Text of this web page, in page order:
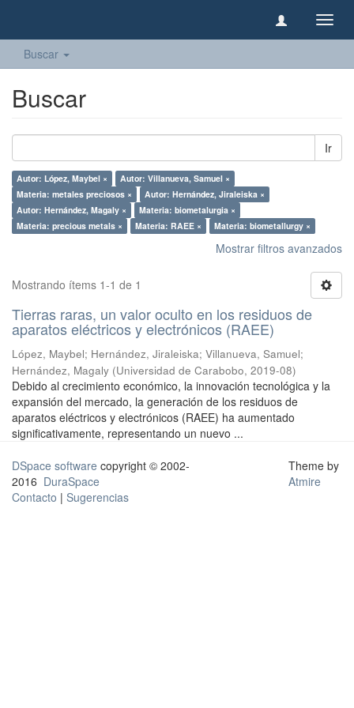
Buscar
Buscar
Ir
Autor: López, Maybel ×
Autor: Villanueva, Samuel ×
Materia: metales preciosos ×
Autor: Hernández, Jiraleiska ×
Autor: Hernández, Magaly ×
Materia: biometalurgia ×
Materia: precious metals ×
Materia: RAEE × Materia: biometallurgy ×
Mostrar filtros avanzados
Mostrando ítems 1-1 de 1
Tierras raras, un valor oculto en los residuos de
aparatos eléctricos y electrónicos (RAEE)
López, Maybel; Hernández, Jiraleiska; Villanueva, Samuel;
Hernández, Magaly (Universidad de Carabobo, 2019-08)
Debido al crecimiento económico, la innovación tecnológica y la
expansión del mercado, la generación de los residuos de
aparatos eléctricos y electrónicos (RAEE) ha aumentado
significativamente, representando un nuevo ...
DSpace software copyright © 2002-
2016 DuraSpace
Contacto | Sugerencias
Theme by
Atmire